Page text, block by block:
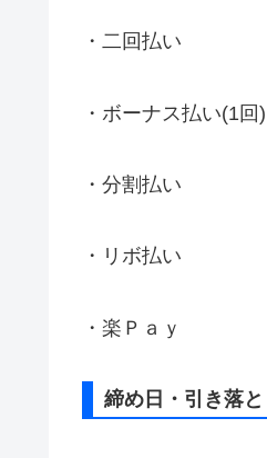
・二回払い
・ボーナス払い(1回)
・分割払い
・リボ払い
・楽Ｐａｙ
締め日・引き落と